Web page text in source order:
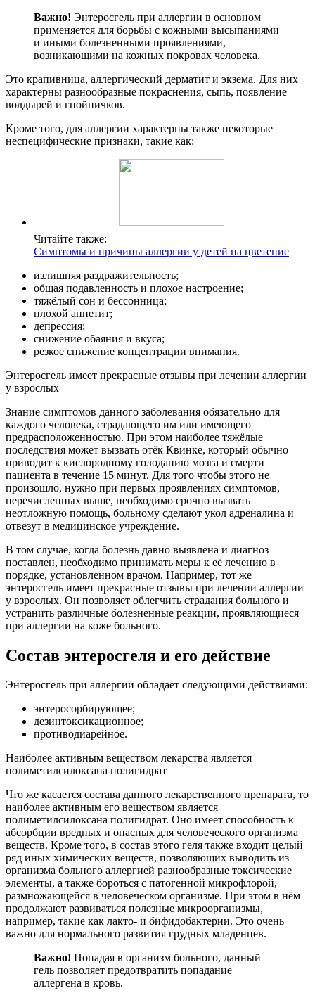
Важно! Энтеросгель при аллергии в основном
применяется для борьбы с кожными высыпаниями
и иными болезненными проявлениями,
возникающими на кожных покровах человека.
Это крапивница, аллергический дерматит и экзема. Для них
характерны разнообразные покраснения, сыпь, появление
волдырей и гнойничков.
Кроме того, для аллергии характерны также некоторые
неспецифические признаки, такие как:
Читайте также:
Симптомы и причины аллергии у детей на цветение
излишняя раздражительность;
общая подавленность и плохое настроение;
тяжёлый сон и бессонница;
плохой аппетит;
депрессия;
снижение обаяния и вкуса;
резкое снижение концентрации внимания.
Энтеросгель имеет прекрасные отзывы при лечении аллергии
у взрослых
Знание симптомов данного заболевания обязательно для
каждого человека, страдающего им или имеющего
предрасположенностью. При этом наиболее тяжёлые
последствия может вызвать отёк Квинке, который обычно
приводит к кислородному голоданию мозга и смерти
пациента в течение 15 минут. Для того чтобы этого не
произошло, нужно при первых проявлениях симптомов,
перечисленных выше, необходимо срочно вызвать
неотложную помощь, больному сделают укол адреналина и
отвезут в медицинское учреждение.
В том случае, когда болезнь давно выявлена и диагноз
поставлен, необходимо принимать меры к её лечению в
порядке, установленном врачом. Например, тот же
энтеросгель имеет прекрасные отзывы при лечении аллергии
у взрослых. Он позволяет облегчить страдания больного и
устранить различные болезненные реакции, проявляющиеся
при аллергии на коже больного.
Состав энтеросгеля и его действие
Энтеросгель при аллергии обладает следующими действиями:
энтеросорбирующее;
дезинтоксикационное;
противодиарейное.
Наиболее активным веществом лекарства является
полиметилсилоксана полигидрат
Что же касается состава данного лекарственного препарата, то
наиболее активным его веществом является
полиметилсилоксана полигидрат. Оно имеет способность к
абсорбции вредных и опасных для человеческого организма
веществ. Кроме того, в состав этого геля также входит целый
ряд иных химических веществ, позволяющих выводить из
организма больного аллергией разнообразные токсические
элементы, а также бороться с патогенной микрофлорой,
размножающейся в человеческом организме. При этом в нём
продолжают развиваться полезные микроорганизмы,
например, такие как лакто- и бифидобактерии. Это очень
важно для нормального развития грудных младенцев.
Важно! Попадая в организм больного, данный
гель позволяет предотвратить попадание
аллергена в кровь.